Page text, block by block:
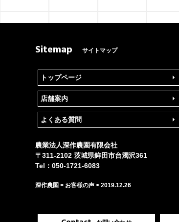
Sitemap サイトマップ
トップページ
店舗案内
よくある質問
農業法人深作農園有限会社
〒311-2102 茨城県鉾田市台濁沢361
Tel： 050-1721-6083
深作農園 > お客様の声 > 2019.12.26